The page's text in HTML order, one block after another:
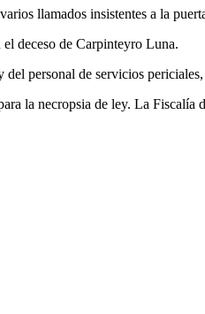
llamados insistentes a la
deceso de Carpinteyro Luna.
personal de servicios
la necropsia de ley. La Fiscalía